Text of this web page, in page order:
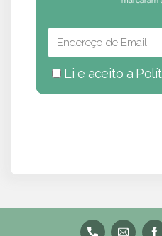
Li e aceito a